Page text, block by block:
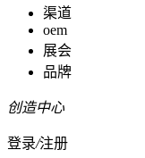
渠道
oem
展会
品牌
创造中心
登录/注册